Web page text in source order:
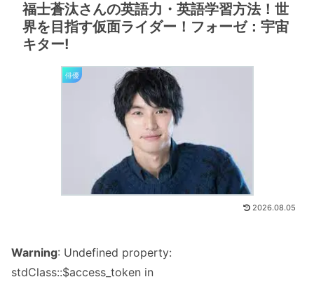
福士蒼汰さんの英語力・英語学習方法！世
界を目指す仮面ライダー！フォーゼ：宇宙
キター!
俳優
2026.08.05
Warning: Undefined property:
stdClass::$access_token in